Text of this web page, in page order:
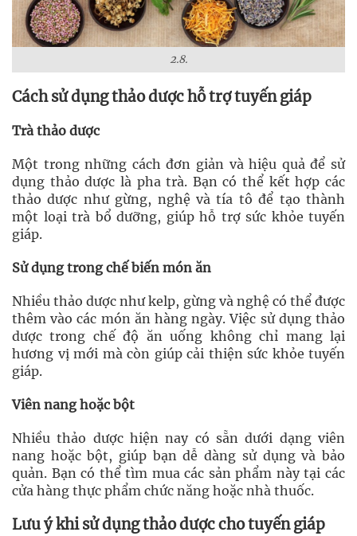
2.8.
Cách sử dụng thảo dược hỗ trợ tuyến giáp
Trà thảo dược
Một trong những cách đơn giản và hiệu quả để sử
dụng thảo dược là pha trà. Bạn có thể kết hợp các
thảo dược như gừng, nghệ và tía tô để tạo thành
một loại trà bổ dưỡng, giúp hỗ trợ sức khỏe tuyến
giáp.
Sử dụng trong chế biến món ăn
Nhiều thảo dược như kelp, gừng và nghệ có thể được
thêm vào các món ăn hàng ngày. Việc sử dụng thảo
dược trong chế độ ăn uống không chỉ mang lại
hương vị mới mà còn giúp cải thiện sức khỏe tuyến
giáp.
Viên nang hoặc bột
Nhiều thảo dược hiện nay có sẵn dưới dạng viên
nang hoặc bột, giúp bạn dễ dàng sử dụng và bảo
quản. Bạn có thể tìm mua các sản phẩm này tại các
cửa hàng thực phẩm chức năng hoặc nhà thuốc.
Lưu ý khi sử dụng thảo dược cho tuyến giáp